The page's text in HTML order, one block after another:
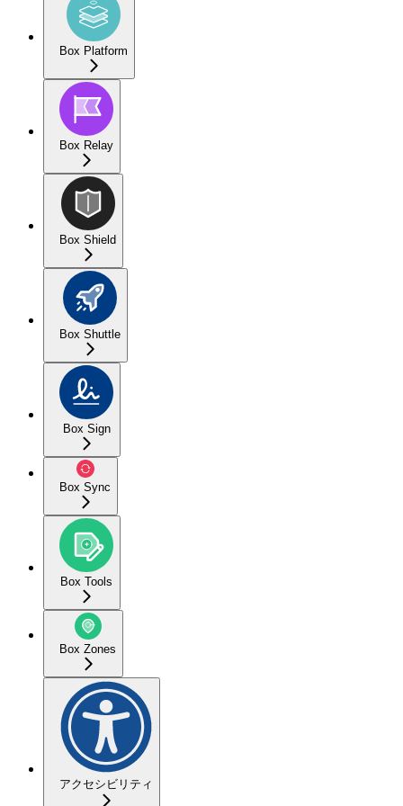
Box Platform
Box Relay
Box Shield
Box Shuttle
Box Sign
Box Sync
Box Tools
Box Zones
アクセシビリティ